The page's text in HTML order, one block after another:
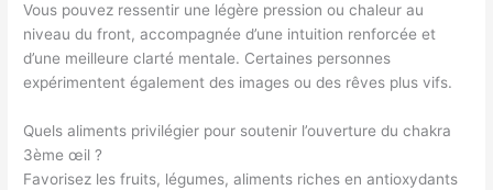
Vous pouvez ressentir une légère pression ou chaleur au
niveau du front, accompagnée d’une intuition renforcée et
d’une meilleure clarté mentale. Certaines personnes
expérimentent également des images ou des rêves plus vifs.
Quels aliments privilégier pour soutenir l’ouverture du chakra
3ème œil ?
Favorisez les fruits, légumes, aliments riches en antioxydants